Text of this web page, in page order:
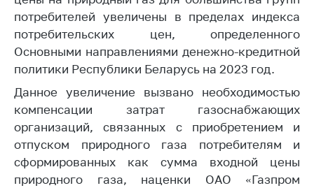
Официальные
геральдические
символы
5 лет МАРТ
Деятельность
Ценовая политика
Антимонопольное
регулирование и
конкуренция
потребителей увеличены в пределах индекса
потребительских цен, определенного
Основными направлениями денежно-кредитной
политики Республики Беларусь на 2023 год.
Данное увеличение вызвано необходимостью
компенсации затрат газоснабжающих
организаций, связанных с приобретением и
отпуском природного газа потребителям и
сформированных как сумма входной цены
природного газа, наценки ОАО «Газпром